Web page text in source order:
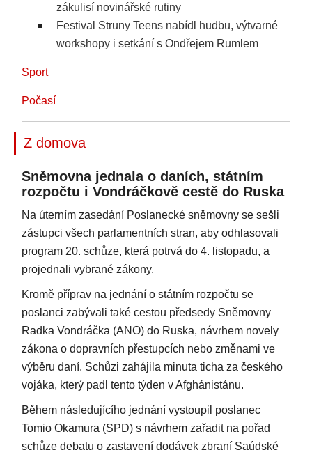
zákulisí novinářské rutiny
Festival Struny Teens nabídl hudbu, výtvarné
workshopy i setkání s Ondřejem Rumlem
Sport
Počasí
Z domova
Sněmovna jednala o daních, státním
rozpočtu i Vondráčkově cestě do Ruska
Na úterním zasedání Poslanecké sněmovny se sešli
zástupci všech parlamentních stran, aby odhlasovali
program 20. schůze, která potrvá do 4. listopadu, a
projednali vybrané zákony.
Kromě příprav na jednání o státním rozpočtu se
poslanci zabývali také cestou předsedy Sněmovny
Radka Vondráčka (ANO) do Ruska, návrhem novely
zákona o dopravních přestupcích nebo změnami ve
výběru daní. Schůzi zahájila minuta ticha za českého
vojáka, který padl tento týden v Afghánistánu.
Během následujícího jednání vystoupil poslanec
Tomio Okamura (SPD) s návrhem zařadit na pořad
schůze debatu o zastavení dodávek zbraní Saúdské